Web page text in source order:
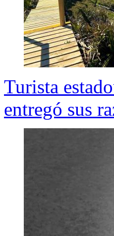
Turista
entregó sus